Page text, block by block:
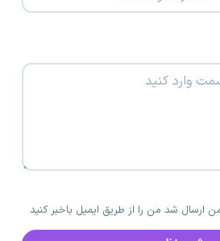
ارسال شد من را از طریق ایمیل باخبر کنید